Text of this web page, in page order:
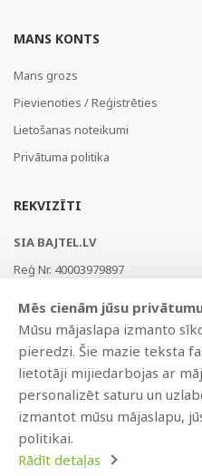
MANS KONTS
Mans grozs
Pievienoties / Reģistrēties
Lietošanas noteikumi
Privātuma politika
REKVIZĪTI
SIA BAJTEL.LV
Reģ Nr. 40003979897
AS Swedbank, HABALV22
LV53HABA0551019240274
Mēs cienām jūsu
Mūsu mājaslapa izmanto
pieredzi. Šie mazie teksta
lietotāji mijiedarbojas ar
personalizēt saturu un
izmantot mūsu mājaslapu,
politikai.
Rādīt detaļas